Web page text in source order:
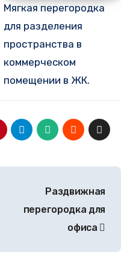
Мягкая перегородка
для разделения
пространства в
коммерческом
помещении в ЖК.
Раздвижная
перегородка для
офиса